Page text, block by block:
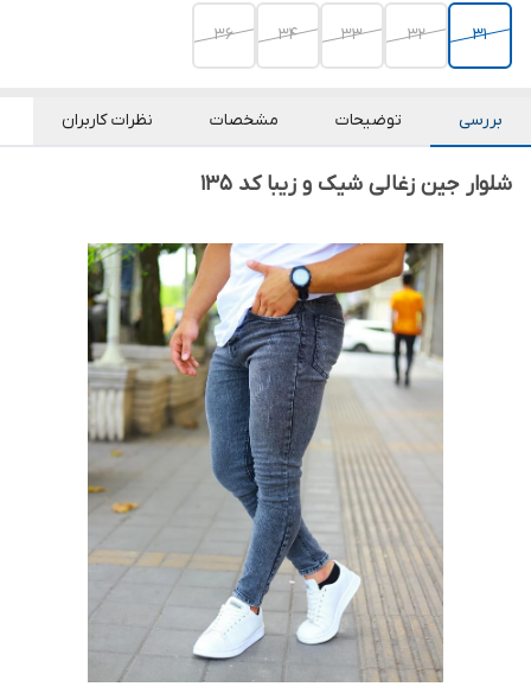
31
32
33
34
36
بررسی توضیحات مشخصات نظرات کاربران
شلوار جین زغالی شیک و زیبا کد ۱۳۵